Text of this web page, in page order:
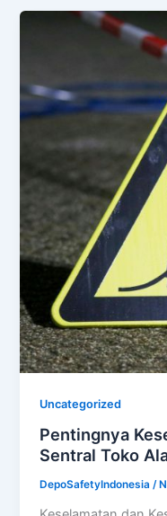
Uncategorized
Pentingnya
Sentral Toko
DepoSafetyIndonesia/